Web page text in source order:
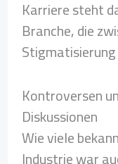
Karriere steht
Branche, die
Kontroversen
Diskussionen
Wie viele